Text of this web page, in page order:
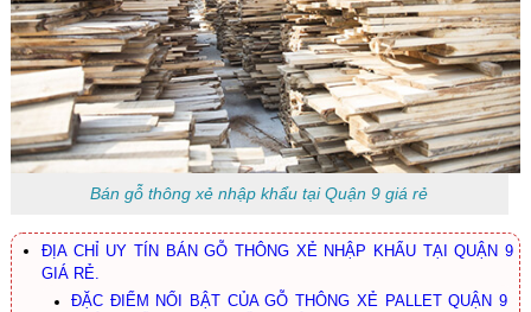
Bán gỗ thông xẻ nhập khẩu tại Quận 9 giá rẻ
ĐỊA CHỈ UY TÍN BÁN GỖ THÔNG XẺ NHẬP KHẨU TẠI QUẬN 9
GIÁ RẺ.
ĐẶC ĐIỂM NỔI BẬT CỦA GỖ THÔNG XẺ PALLET QUẬN 9